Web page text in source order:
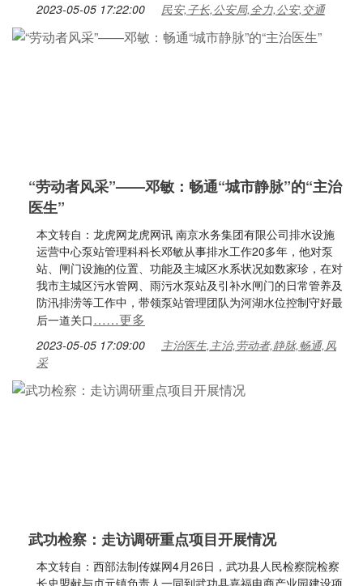
2023-05-05 17:22:00 民安,子长,公安局,全力,公安,交通
“劳动者风采”——邓敏：畅通“城市静脉”的“主治
医生”
本文转自：龙虎网龙虎网讯 南京水务集团有限公司排水设施
运营中心泵站管理科科长邓敏从事排水工作20多年，他对泵
站、闸门设施的位置、功能及主城区水系状况如数家珍，在对
我市主城区污水管网、雨污水泵站及引补水闸门的日常管养及
防汛排涝等工作中，带领泵站管理团队为河湖水位控制守好最
后一道关口……更多
2023-05-05 17:09:00
主治医生,主治,劳动者,静脉,畅通,风
采
武功检察：走访调研重点项目开展情况
本文转自：西部法制传媒网4月26日，武功县人民检察院检察
长史盟献与贞元镇负责人一同到武功县嘉福电商产业园建设项